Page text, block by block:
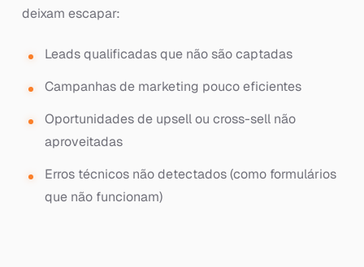
deixam escapar:
Leads qualificadas que não são captadas
Campanhas de marketing pouco eficientes
Oportunidades de upsell ou cross-sell não
aproveitadas
Erros técnicos não detectados (como formulários
que não funcionam)